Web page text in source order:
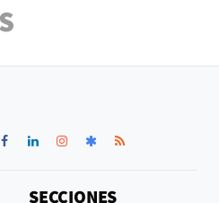
SECCIONES